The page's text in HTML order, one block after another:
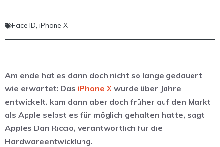
Face ID, iPhone X
Am ende hat es dann doch nicht so lange gedauert
wie erwartet: Das iPhone X wurde über Jahre
entwickelt, kam dann aber doch früher auf den Markt
als Apple selbst es für möglich gehalten hatte, sagt
Apples Dan Riccio, verantwortlich für die
Hardwareentwicklung.